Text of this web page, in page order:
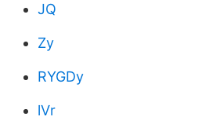
JQ
Zy
RYGDy
lVr